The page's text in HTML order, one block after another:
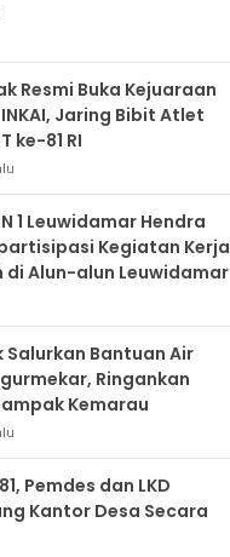
Resmi Buka Kejuaraan
Jaring Bibit Atlet
ke-81 RI
1 Leuwidamar Hendra
Kegiatan Kerja
di Alun-alun Leuwidamar
Bantuan Air
Ringankan
Kemarau
Pemdes dan LKD
Kantor Desa Secara